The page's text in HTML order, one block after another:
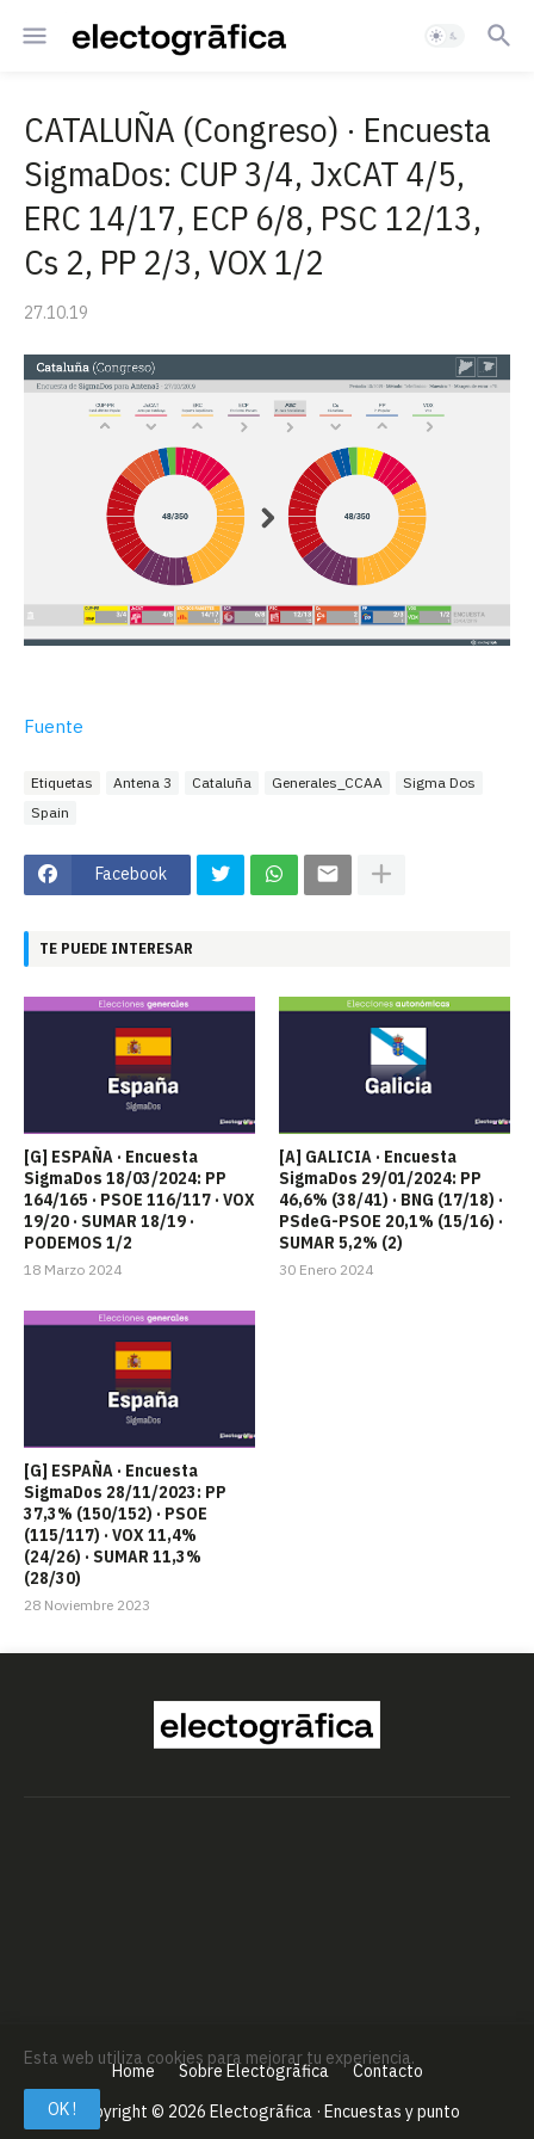
CATALUÑA (Congreso) · Encuesta
SigmaDos: CUP 3/4, JxCAT 4/5,
ERC 14/17, ECP 6/8, PSC 12/13,
Cs 2, PP 2/3, VOX 1/2
27.10.19
Fuente
Etiquetas Antena 3 Cataluña Generales_CCAA
Sigma Dos
Spain
Facebook
TE PUEDE INTERESAR
[G] ESPAÑA · Encuesta
SigmaDos 18/03/2024: PP
164/165 · PSOE 116/117 · VOX
19/20 · SUMAR 18/19 ·
PODEMOS 1/2
18 Marzo 2024
[A] GALICIA · Encuesta
SigmaDos 29/01/2024: PP
46,6% (38/41) · BNG (17/18) ·
PSdeG-PSOE 20,1% (15/16) ·
SUMAR 5,2% (2)
30 Enero 2024
[G] ESPAÑA · Encuesta
SigmaDos 28/11/2023: PP
37,3% (150/152) · PSOE
(115/117) · VOX 11,4%
(24/26) · SUMAR 11,3%
(28/30)
28 Noviembre 2023
Copyright © 2026 Electogrāfica · Encuestas y punto
Home Sobre Electogrāfica Contacto
Esta web utiliza cookies para mejorar tu experiencia.
OK !